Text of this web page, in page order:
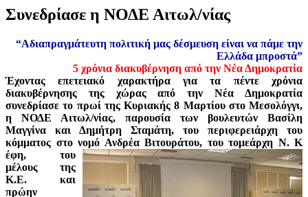
Συνεδρίασε η ΝΟΔΕ Αιτωλ/νίας
“Αδιαπραγμάτευτη πολιτική μας δέσμευση είναι να πάμε την
Ελλάδα μπροστά”
5 χρόνια διακυβέρνηση από την Νέα Δημοκρατία
Έχοντας επετειακό χαρακτήρα για τα πέντε χρόνια
διακυβέρνησης της χώρας από την Νέα Δημοκρατία
συνεδρίασε το πρωί της Κυριακής 8 Μαρτίου στο Μεσολόγγι,
η ΝΟΔΕ Αιτωλ/νίας, παρουσία των βουλευτών Βασίλη
Μαγγίνα και Δημήτρη Σταμάτη, του περιφερειάρχη του
κόμματος στο νομό Ανδρέα Βιτουράτου, του τομεάρχη Ν. Κ
έφη, του
μέλους της
Κ.Ε. και
πρώην